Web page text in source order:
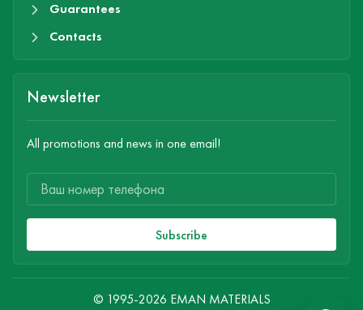
Guarantees
Contacts
Newsletter
All promotions and news in one email!
Subscribe
© 1995-2026 EMAN MATERIALS